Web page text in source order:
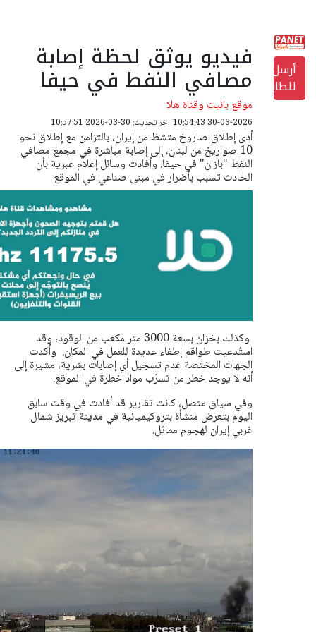
أرسل
للطابعة
فيديو يوثق لحظة إصابة
مصافي النفط في حيفا
موقع بانيت وقناة هلا
30-03-2026 10:54:43 اخر تحديث: 30-03-2026 10:57:51
أدى إطلاق صاروخ متشظ من إيران، بالتزامن مع إطلاق نحو
10 صواريخ من لبنان، إلى إصابة مباشرة في مجمع مصافي
النفط "بازان" في حيفا. وأفادت وسائل إعلام عبرية بأن
الحادث تسبب بأضرار في مبنى صناعي في الموقع
وكذلك بخزان بسعة 3000 متر مكعب من الوقود، وقد
استُدعيت طواقم إطفاء عديدة للعمل في المكان. وأكدت
الجهات المختصة عدم تسجيل أي إصابات بشرية، مشيرة إلى
أنه لا يوجد خطر من تسرّب مواد خطرة في الموقع.
وفي سياق متصل، كانت تقارير قد أفادت في وقت سابق
اليوم بتعرض منشأة بتروكيميائية في مدينة تبريز شمال
غربي إيران لهجوم مماثل.